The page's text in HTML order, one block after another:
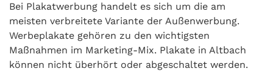
Bei Plakatwerbung handelt es sich um die am
meisten verbreitete Variante der Außenwerbung.
Werbeplakate gehören zu den wichtigsten
Maßnahmen im Marketing-Mix. Plakate in Altbach
können nicht überhört oder abgeschaltet werden.